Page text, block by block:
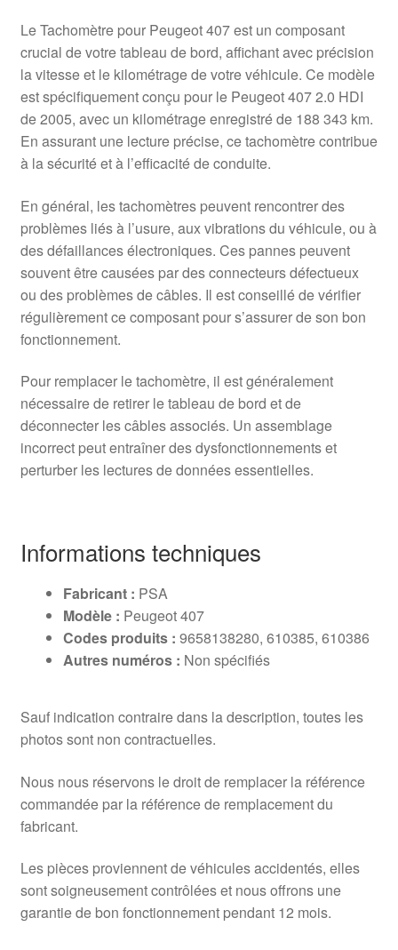
Le Tachomètre pour Peugeot 407 est un composant
crucial de votre tableau de bord, affichant avec précision
la vitesse et le kilométrage de votre véhicule. Ce modèle
est spécifiquement conçu pour le Peugeot 407 2.0 HDI
de 2005, avec un kilométrage enregistré de 188 343 km.
En assurant une lecture précise, ce tachomètre contribue
à la sécurité et à l’efficacité de conduite.
En général, les tachomètres peuvent rencontrer des
problèmes liés à l’usure, aux vibrations du véhicule, ou à
des défaillances électroniques. Ces pannes peuvent
souvent être causées par des connecteurs défectueux
ou des problèmes de câbles. Il est conseillé de vérifier
régulièrement ce composant pour s’assurer de son bon
fonctionnement.
Pour remplacer le tachomètre, il est généralement
nécessaire de retirer le tableau de bord et de
déconnecter les câbles associés. Un assemblage
incorrect peut entraîner des dysfonctionnements et
perturber les lectures de données essentielles.
Informations techniques
Fabricant : PSA
Modèle : Peugeot 407
Codes produits : 9658138280, 610385, 610386
Autres numéros : Non spécifiés
Sauf indication contraire dans la description, toutes les
photos sont non contractuelles.
Nous nous réservons le droit de remplacer la référence
commandée par la référence de remplacement du
fabricant.
Les pièces proviennent de véhicules accidentés, elles
sont soigneusement contrôlées et nous offrons une
garantie de bon fonctionnement pendant 12 mois.